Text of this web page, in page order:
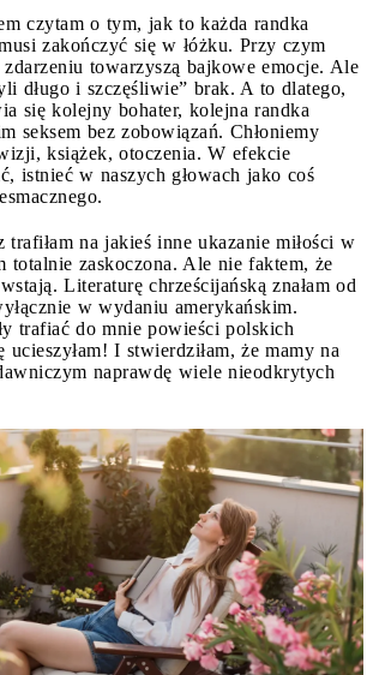
czytam o tym, jak to każda randka
zakończyć się w łóżku. Przy czym
zdarzeniu towarzyszą bajkowe emocje. Ale
długo i szczęśliwie” brak. A to dlatego,
się kolejny bohater, kolejna randka
seksem bez zobowiązań. Chłoniemy
książek, otoczenia. W efekcie
istnieć w naszych głowach jako coś
na jakieś inne ukazanie miłości w
totalnie zaskoczona. Ale nie faktem, że
Literaturę chrześcijańską znałam od
w wydaniu amerykańskim.
trafiać do mnie powieści polskich
ucieszyłam! I stwierdziłam, że mamy na
naprawdę wiele nieodkrytych